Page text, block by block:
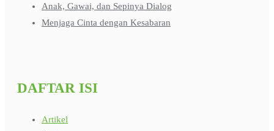
Anak, Gawai, dan Sepinya Dialog
Menjaga Cinta dengan Kesabaran
DAFTAR ISI
Artikel